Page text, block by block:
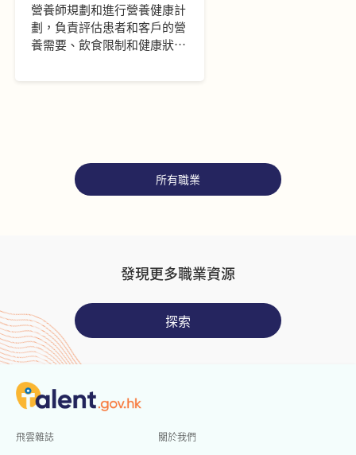
營養師規劃和進行營養健康計
劃，負責評估患者和客戶的營
養需要、飲食限制和健康狀
並會規劃和進行營養評估、執
以提供營養護理，以及記錄和
保存客戶或患者的進展情況。
所有職業
發現更多職業資源
探索
飛雲雜誌
關於我們